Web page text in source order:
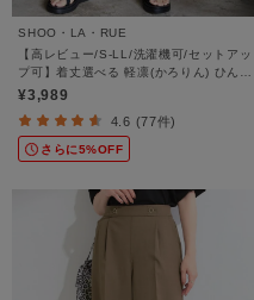
SHOO・LA・RUE
【高レビュー/S-LL/洗濯機可/セットアッ
プ可】着丈選べる 軽凛(かろりん) ひんや
りフラップイージーパンツ
¥3,989
4.6 (77件)
さらに5%OFF